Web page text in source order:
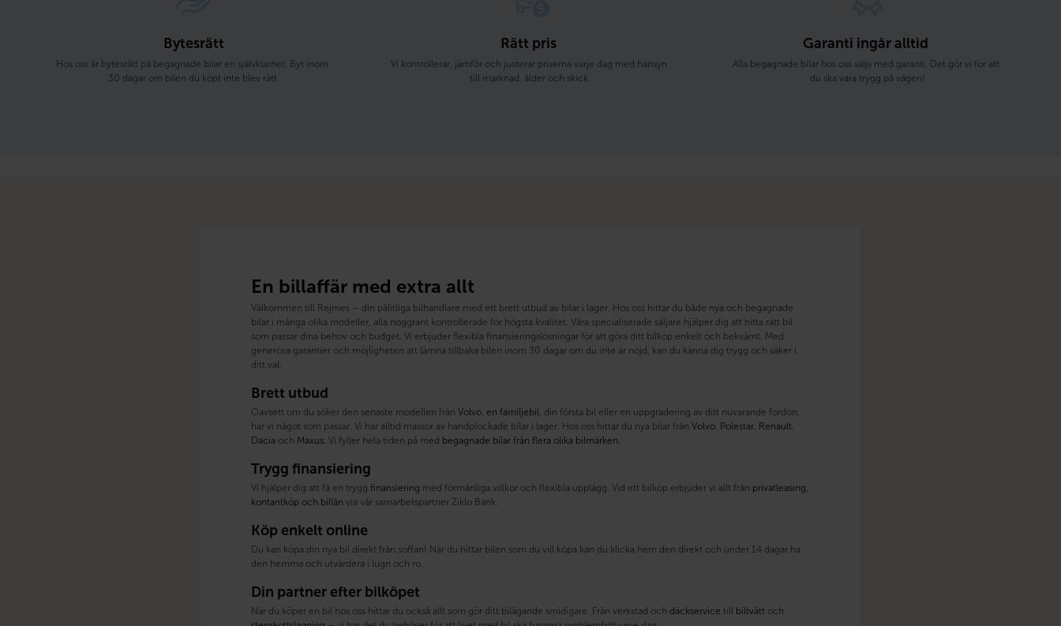
Bytesrätt
Hos oss är bytesrätt på begagnade bilar en självklarhet. Byt inom
30 dagar om bilen du köpt inte blev rätt.
Rätt pris
Vi kontrollerar, jämför och justerar priserna varje dag med hänsyn
till marknad, ålder och skick.
Garanti ingår alltid
Alla begagnade bilar hos oss säljs med garanti. Det gör vi för att
du ska vara trygg på vägen!
En billaffär med extra allt
Välkommen till Rejmes – din pålitliga bilhandlare med ett brett utbud av bilar i lager. Hos oss hittar du både nya och begagnade
bilar i många olika modeller, alla noggrant kontrollerade för högsta kvalitet. Våra specialiserade säljare hjälper dig att hitta rätt bil
som passar dina behov och budget. Vi erbjuder flexibla finansieringslösningar för att göra ditt bilköp enkelt och bekvämt. Med
generösa garantier och möjligheten att lämna tillbaka bilen inom 30 dagar om du inte är nöjd, kan du känna dig trygg och säker i
ditt val.
Brett utbud
Oavsett om du söker den senaste modellen från Volvo en familjebil , din första bil eller en uppgradering av ditt nuvarande fordon,
har vi något som passar. Vi har alltid massor av handplockade bilar i lager. Hos oss hittar du nya bilar från Volvo Polestar Renault
Dacia och Maxus . Vi fyller hela tiden på med begagnade bilar från flera olika bilmärken
Trygg finansiering
Vi hjälper dig att få en trygg finansiering med förmånliga villkor och flexibla upplägg. Vid ett bilköp erbjuder vi allt från privatleasing
kontantköp och billån via vår samarbetspartner Ziklo Bank.
Köp enkelt online
Du kan köpa din nya bil direkt från soffan! När du hittar bilen som du vill köpa kan du klicka hem den direkt och under 14 dagar ha
den hemma och utvärdera i lugn och ro.
Din partner efter bilköpet
När du köper en bil hos oss hittar du också allt som gör ditt bilägande smidigare. Från verkstad och däckservice till biltvätt och